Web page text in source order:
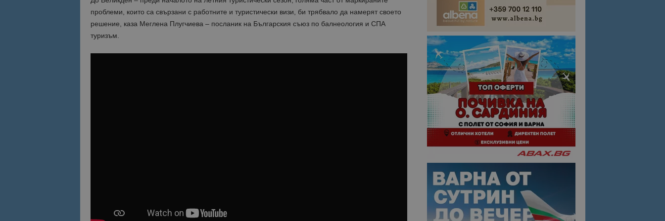
проблеми, които са свързани с работните и туристически визи, би трябвало да намерят своето
решение, каза Меглена Плугчиева – посланик на Българския съюз по балнеология и СПА
туризъм.